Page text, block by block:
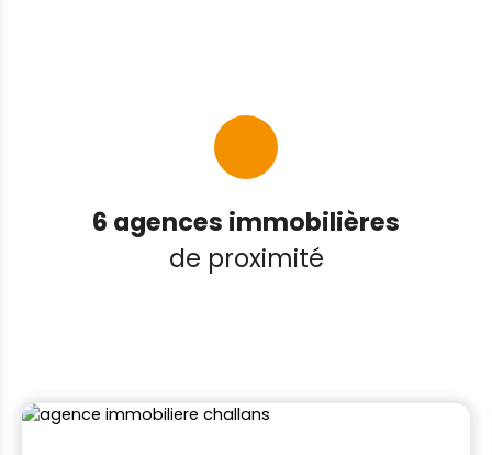
6 agences immobilières
de proximité